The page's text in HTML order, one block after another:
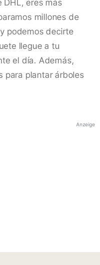
DHL, eres más
millones de
podemos decirte
llegue a tu
el día. Además,
para plantar árboles
Anzeige